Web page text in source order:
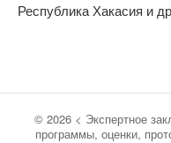
Республика Хакасия и
© 2026 < Экспертное
программы, оценки,